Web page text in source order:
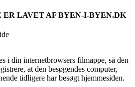
ER LAVET AF BYEN-I-BYEN.DK
i din internetbrowsers filmappe, så den
at den besøgendes computer,
tidligere har besøgt hjemmesiden.